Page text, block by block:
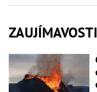
ZAUJÍMAVOSTI